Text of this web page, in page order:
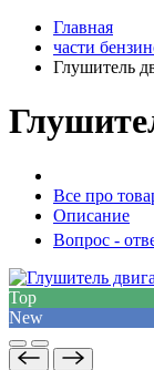
Главная
части
Глушитель
Все про
Описание
Вопрос -
Top
New